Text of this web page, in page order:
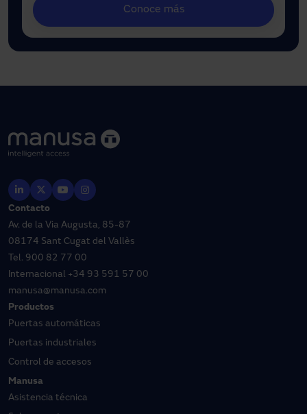
Conoce más
Contacto
Av. de la Via Augusta, 85-87
08174 Sant Cugat del Vallès
Tel. 900 82 77 00
Internacional +34 93 591 57 00
manusa@manusa.com
Productos
Puertas automáticas
Puertas industriales
Control de accesos
Manusa
Asistencia técnica